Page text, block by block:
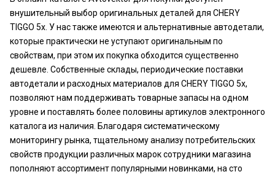
внушительный выбор оригинальных деталей для CHERY
TIGGO 5x. У нас также имеются и альтернативные автодетали,
которые практически не уступают оригинальным по
свойствам, при этом их покупка обходится существенно
дешевле. Собственные склады, периодические поставки
автодетали и расходных материалов для CHERY TIGGO 5x,
позволяют нам поддерживать товарные запасы на одном
уровне и поставлять более половины артикулов электронного
каталога из наличия. Благодаря систематическому
мониторингу рынка, тщательному анализу потребительских
свойств продукции различных марок сотрудники магазина
пополняют ассортимент популярными новинками, на сто